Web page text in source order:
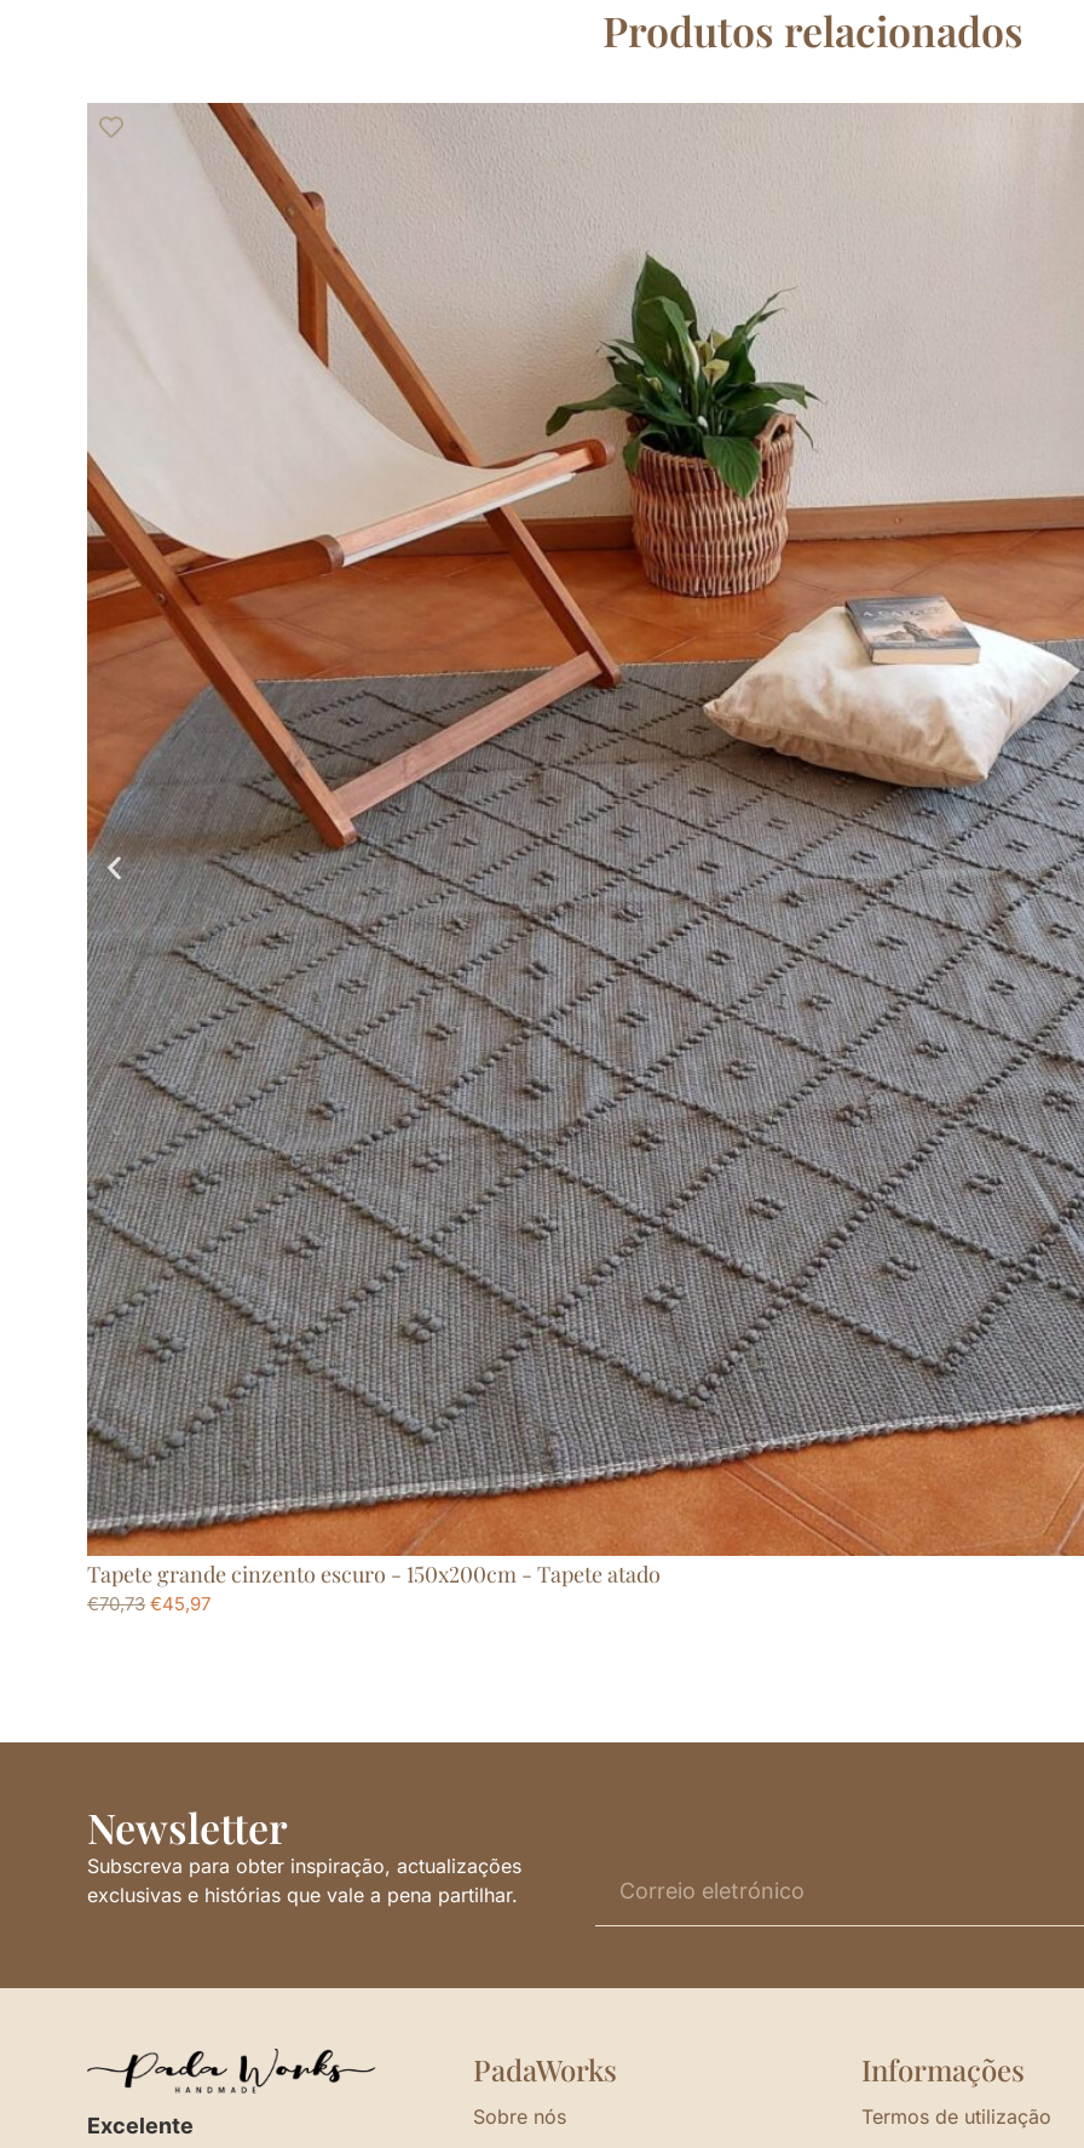
Produtos relacionados
Tapete grande cinzento escuro - 150x200cm - Tapete atado
€70,73 €45,97
Newsletter
Subscreva para obter inspiração, actualizações
exclusivas e histórias que vale a pena partilhar.
Excelente
PadaWorks
Sobre nós
Informações
Termos de utilização